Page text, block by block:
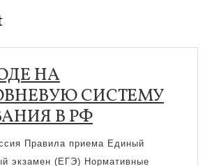
НА
СИСТЕМУ
В РФО
ПЕРЕХОДЕ
НА
Правила приема Единый
экзамен (ЕГЭ) Нормативные